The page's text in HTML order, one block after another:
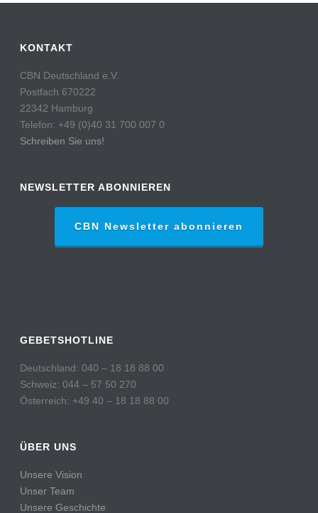
KONTAKT
CBN Deutschland e.V.
Postfach 670222
22342 Hamburg
Telefon: +49 (0)40 31 700 007 0
Schreiben Sie uns!
NEWSLETTER ABONNIEREN
CBN Newsletter abonnieren
GEBETSHOTLINE
Deutschland: 040 – 18 18 88 00
Schweiz: 044 – 57 50 270
Österreich: +49 40 – 18 18 88 00
ÜBER UNS
Unsere Vision
Unser Team
Unsere Geschichte